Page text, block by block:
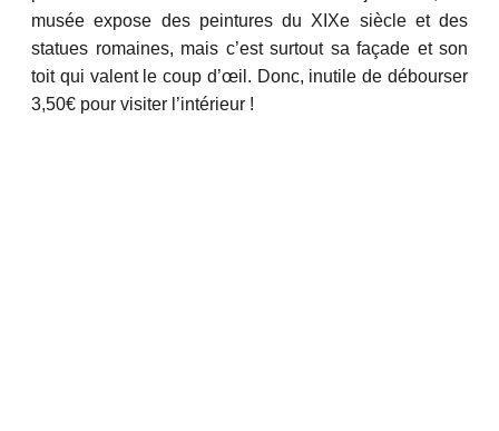
musée expose des peintures du XIXe siècle et des
statues romaines, mais c’est surtout sa façade et son
toit qui valent le coup d’œil. Donc, inutile de débourser
3,50€ pour visiter l’intérieur !